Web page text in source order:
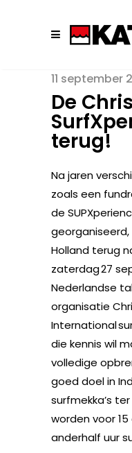
11 september
De
terug!
Na jaren
zoals een
de
georganiseerd,
Holland terug
zaterdag 27
Nederlandse
organisatie
International
die kennis wil
volledige
goed doel in
surfmekka’s
worden voor
anderhalf uur